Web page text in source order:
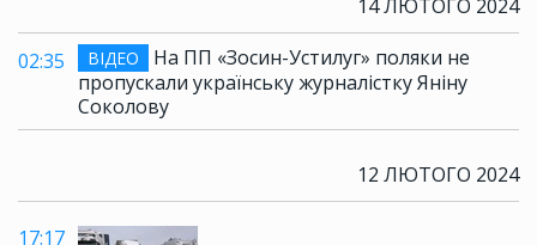
14 ЛЮТОГО 2024
02:35 ВІДЕО
На ПП «Зосин-Устилуг» поляки не
пропускали українську журналістку Яніну
Соколову
12 ЛЮТОГО 2024
17:17